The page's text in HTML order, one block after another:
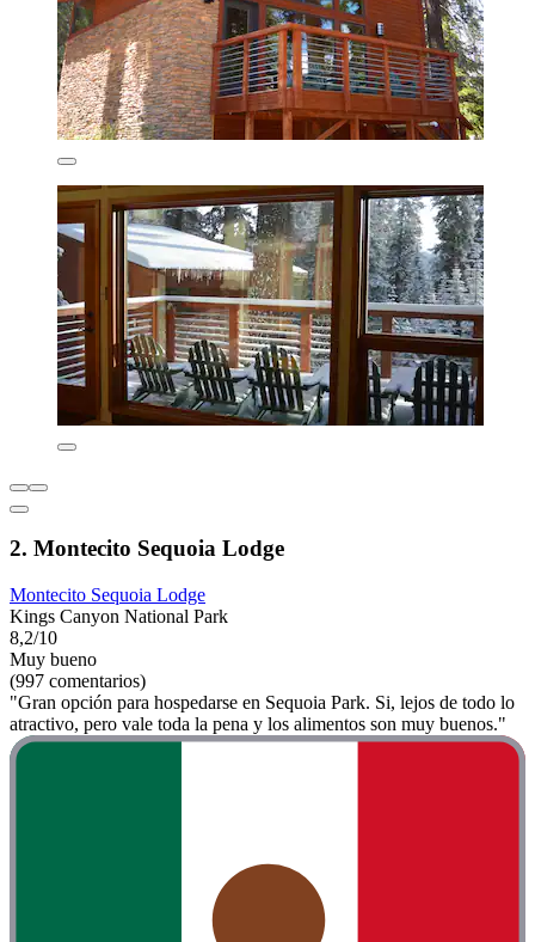
2. Montecito Sequoia Lodge
Montecito Sequoia Lodge
Kings Canyon National Park
8,2/10
Muy bueno
(997 comentarios)
"Gran opción para hospedarse en Sequoia Park. Si, lejos de todo lo
atractivo, pero vale toda la pena y los alimentos son muy buenos."